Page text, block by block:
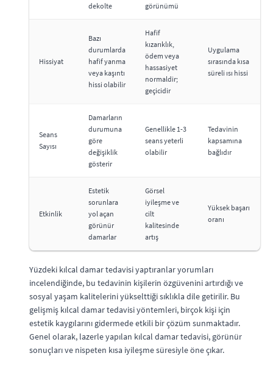
dekolte
görünümü
Hissiyat
Bazı
durumlarda
hafif yanma
veya kaşıntı
hissi olabilir
Hafif
kızarıklık,
ödem veya
hassasiyet
normaldir;
geçicidir
Uygulama
sırasında kısa
süreli ısı hissi
Seans
Sayısı
Damarların
durumuna
göre
değişiklik
gösterir
Genellikle 1-3
seans yeterli
olabilir
Tedavinin
kapsamına
bağlıdır
Etkinlik
Estetik
sorunlara
yol açan
görünür
damarlar
Görsel
iyileşme ve
cilt
kalitesinde
artış
Yüksek başarı
oranı
Yüzdeki kılcal damar tedavisi yaptıranlar yorumları
incelendiğinde, bu tedavinin kişilerin özgüvenini artırdığı ve
sosyal yaşam kalitelerini yükselttiği sıklıkla dile getirilir. Bu
gelişmiş kılcal damar tedavisi yöntemleri, birçok kişi için
estetik kaygılarını gidermede etkili bir çözüm sunmaktadır.
Genel olarak, lazerle yapılan kılcal damar tedavisi, görünür
sonuçları ve nispeten kısa iyileşme süresiyle öne çıkar.